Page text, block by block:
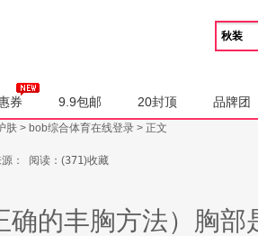
券 9.9包邮 20封顶 品牌团
肤 > bob综合体育在线登录 > 正文
： 阅读： (371)收藏
确的丰胸方法）胸